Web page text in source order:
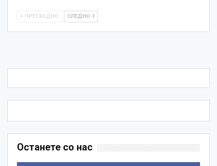
ПРЕТХОДНО СЛЕДНО
Останете со нас